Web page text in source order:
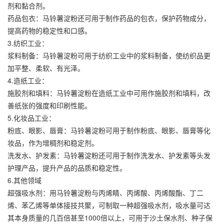
剂和黏合剂。
药品包衣：马铃薯淀粉还可用于制作药品的包衣，保护药物成分，
提高药物的稳定性和口感。
3.纺织工业：
浆料制备：马铃薯淀粉可用于纺织工业中的浆料制备，使纺织品更
加平整、柔软、有光泽。
4.造纸工业：
施胶剂和填料：马铃薯淀粉在造纸工业中可用作施胶剂和填料，改
善纸张的强度和印刷性能。
5.化妆品工业：
粉底、眼影、唇膏：马铃薯淀粉可用于制作粉底、眼影、唇膏等化
妆品，作为增稠剂和稳定剂。
洗发水、护发素：马铃薯淀粉还可用于制作洗发水、护发素等头发
护理产品，提升产品的品质和稳定性。
6.其他领域
超强吸水剂：用马铃薯淀粉与丙烯睛、丙烯酸、丙烯酸酯、丁二
烯、苯乙烯等单体接技共聚，可制取一种超强吸水剂，吸水量可达
其本身质量的几百倍甚至1000倍以上，可用于沙土保水剂、种子保